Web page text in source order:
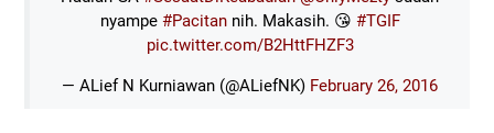
nyampe #Pacitannih. Makasih. 😘 #TGIF
pic.twitter.com/B2HttFHZF3
— ALief N Kurniawan (@ALiefNK) February 26, 2016